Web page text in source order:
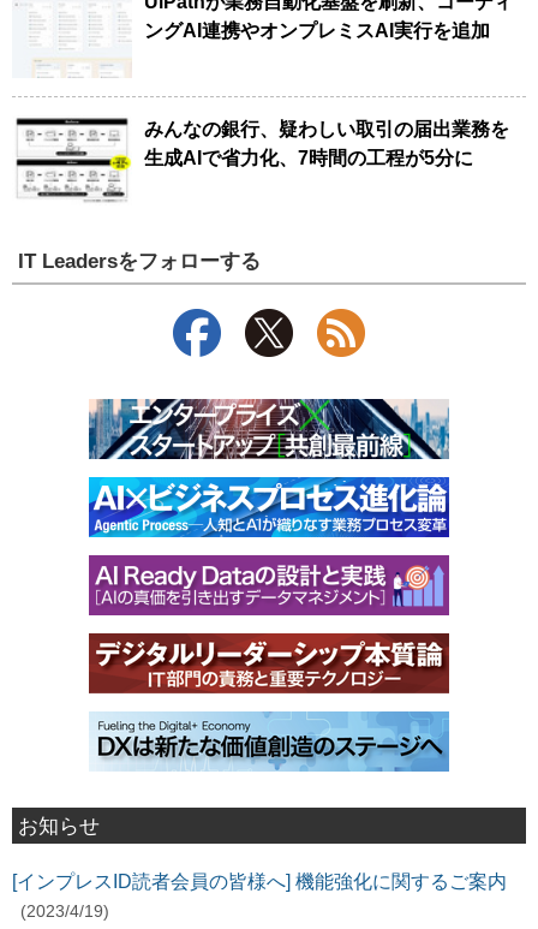
ングAI連携やオンプレミスAI実行を追加
みんなの銀行、疑わしい取引の届出業務を
生成AIで省力化、7時間の工程が5分に
IT Leadersをフォローする
お知らせ
[インプレスID読者会員の皆様へ] 機能強化に関するご案内
(2023/4/19)